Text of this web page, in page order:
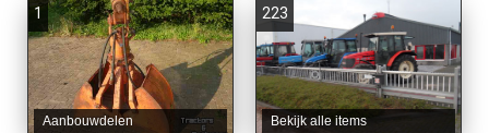
1
Aanbouwdelen
223
Bekijk alle items